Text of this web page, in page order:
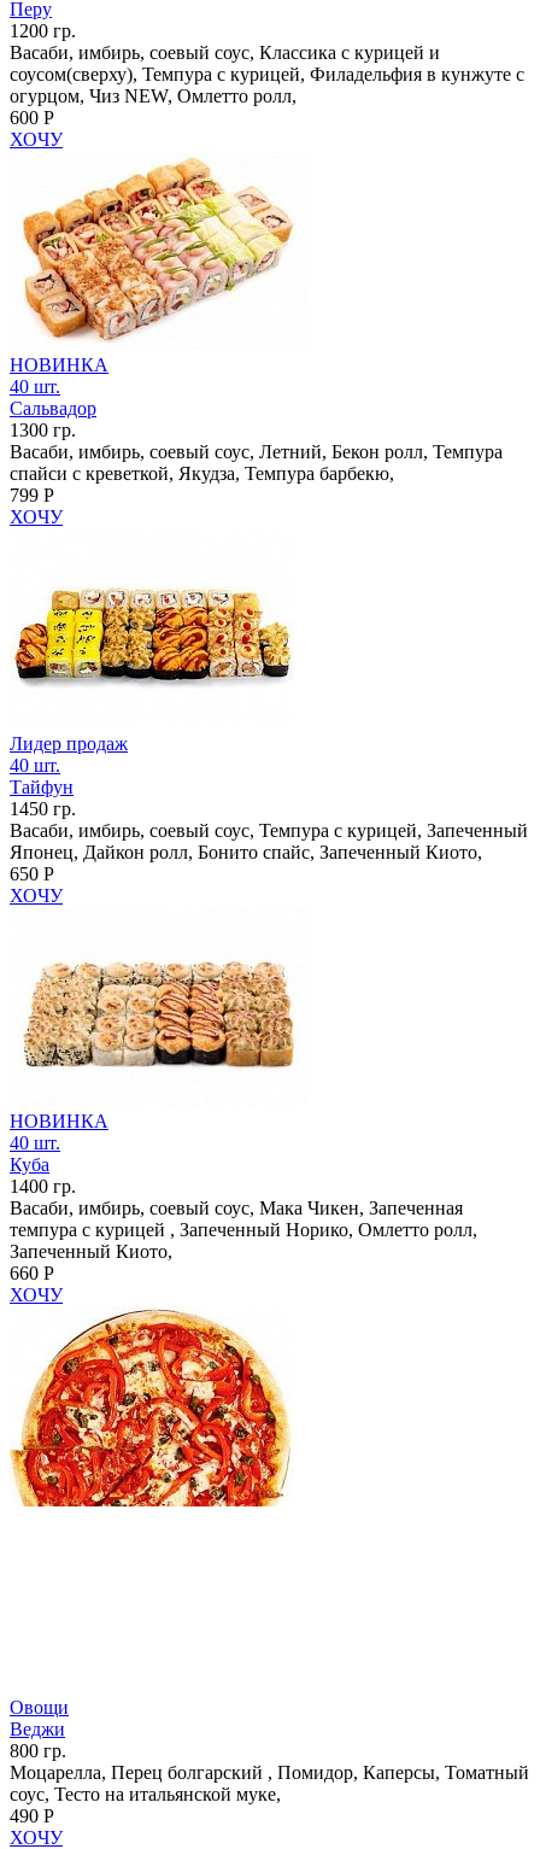
Перу
1200 гр.
Васаби, имбирь, соевый соус, Классика с курицей и
соусом(сверху), Темпура с курицей, Филадельфия в кунжуте с
огурцом, Чиз NEW, Омлетто ролл,
600 Р
ХОЧУ
НОВИНКА
40 шт.
Сальвадор
1300 гр.
Васаби, имбирь, соевый соус, Летний, Бекон ролл, Темпура
спайси с креветкой, Якудза, Темпура барбекю,
799 Р
ХОЧУ
Лидер продаж
40 шт.
Тайфун
1450 гр.
Васаби, имбирь, соевый соус, Темпура с курицей, Запеченный
Японец, Дайкон ролл, Бонито спайс, Запеченный Киото,
650 Р
ХОЧУ
НОВИНКА
40 шт.
Куба
1400 гр.
Васаби, имбирь, соевый соус, Мака Чикен, Запеченная
темпура с курицей , Запеченный Норико, Омлетто ролл,
Запеченный Киото,
660 Р
ХОЧУ
Овощи
Веджи
800 гр.
Моцарелла, Перец болгарский , Помидор, Каперсы, Томатный
соус, Тесто на итальянской муке,
490 Р
ХОЧУ